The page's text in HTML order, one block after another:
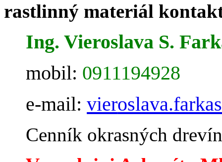
rastlinný materiál
Ing. Vieroslava S.
mobil: 0911194928
e-mail: vier
Cenník okrasných